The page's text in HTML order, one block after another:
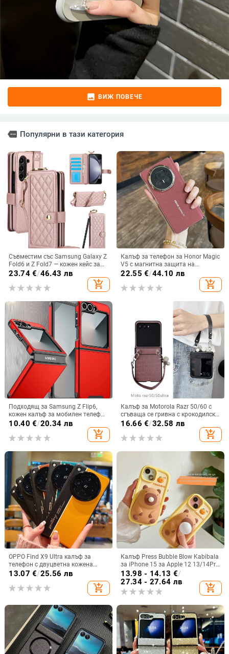
image ВИЖ ПОВЕЧЕ
more Популярни в тази категория
Съвместим със Samsung Galaxy Z
Fold6 и Z Fold7 — кожен кейс за
телефон с слот за стилус,
сгъваем дизайн, елегантен стил, с
каишка за китката, за дами
23.74€/46.43 лв
add_shopping_cart
Калъф за телефон за Honor Magic
V5 с магнитна защита на
централната ос, пълна защита на
електроплатиране, защита срещу
22.55 €/44.10 лв
add_shopping_cart
Подходящ за Samsung Z Flip6,
кожен калъф за мобилен телефон
Flip5, твърд двустранен калъф
против падане за Flip7, защитен
калъф Armor
10.40 €/20.34 лв
add_shopping_cart
Калъф за Motorola Razr 50/60 с
сгъваща се гривна с крокодилски
релеф
16.66 €/32.58 лв
add_shopping_cart
OPPO Find X9 Ultra калъф за
телефон с двуцветна кожена
текстура и флуоресцентни линии,
13.07 €/25.56 лв
add_shopping_cart
Калъф Press Bubble Blow Kabibala
за iPhone 15 за Apple 12 13/14Pro
Max, устойчив на изпускане 11
13.98 - 14.13 €/
27.34 - 27.64 лв
add_shopping_cart